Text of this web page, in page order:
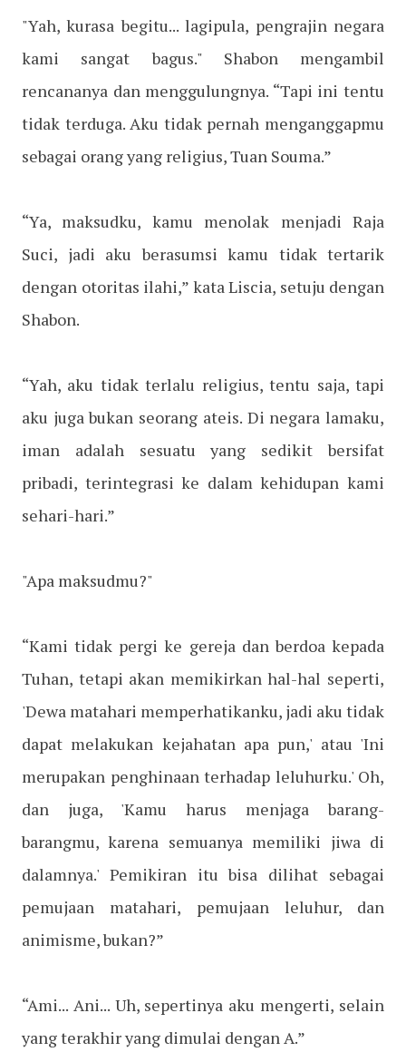
"Yah, kurasa begitu... lagipula, pengrajin negara
kami sangat bagus." Shabon mengambil
rencananya dan menggulungnya. “Tapi ini tentu
tidak terduga. Aku tidak pernah menganggapmu
sebagai orang yang religius, Tuan Souma.”
“Ya, maksudku, kamu menolak menjadi Raja
Suci, jadi aku berasumsi kamu tidak tertarik
dengan otoritas ilahi,” kata Liscia, setuju dengan
Shabon.
“Yah, aku tidak terlalu religius, tentu saja, tapi
aku juga bukan seorang ateis. Di negara lamaku,
iman adalah sesuatu yang sedikit bersifat
pribadi, terintegrasi ke dalam kehidupan kami
sehari-hari.”
"Apa maksudmu?"
“Kami tidak pergi ke gereja dan berdoa kepada
Tuhan, tetapi akan memikirkan hal-hal seperti,
'Dewa matahari memperhatikanku, jadi aku tidak
dapat melakukan kejahatan apa pun,' atau 'Ini
merupakan penghinaan terhadap leluhurku.' Oh,
dan juga, 'Kamu harus menjaga barang-
barangmu, karena semuanya memiliki jiwa di
dalamnya.' Pemikiran itu bisa dilihat sebagai
pemujaan matahari, pemujaan leluhur, dan
animisme, bukan?”
“Ami... Ani... Uh, sepertinya aku mengerti, selain
yang terakhir yang dimulai dengan A.”